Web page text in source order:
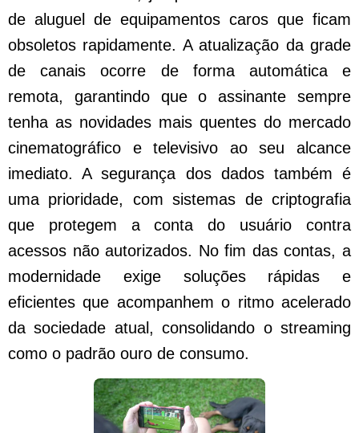
de aluguel de equipamentos caros que ficam
obsoletos rapidamente. A atualização da grade
de canais ocorre de forma automática e
remota, garantindo que o assinante sempre
tenha as novidades mais quentes do mercado
cinematográfico e televisivo ao seu alcance
imediato. A segurança dos dados também é
uma prioridade, com sistemas de criptografia
que protegem a conta do usuário contra
acessos não autorizados. No fim das contas, a
modernidade exige soluções rápidas e
eficientes que acompanhem o ritmo acelerado
da sociedade atual, consolidando o streaming
como o padrão ouro de consumo.